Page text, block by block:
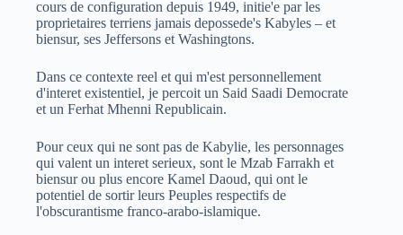
cours de configuration depuis 1949, initie'e par les
proprietaires terriens jamais depossede's Kabyles – et
biensur, ses Jeffersons et Washingtons.
Dans ce contexte reel et qui m'est personnellement
d'interet existentiel, je percoit un Said Saadi Democrate
et un Ferhat Mhenni Republicain.
Pour ceux qui ne sont pas de Kabylie, les personnages
qui valent un interet serieux, sont le Mzab Farrakh et
biensur ou plus encore Kamel Daoud, qui ont le
potentiel de sortir leurs Peuples respectifs de
l'obscurantisme franco-arabo-islamique.